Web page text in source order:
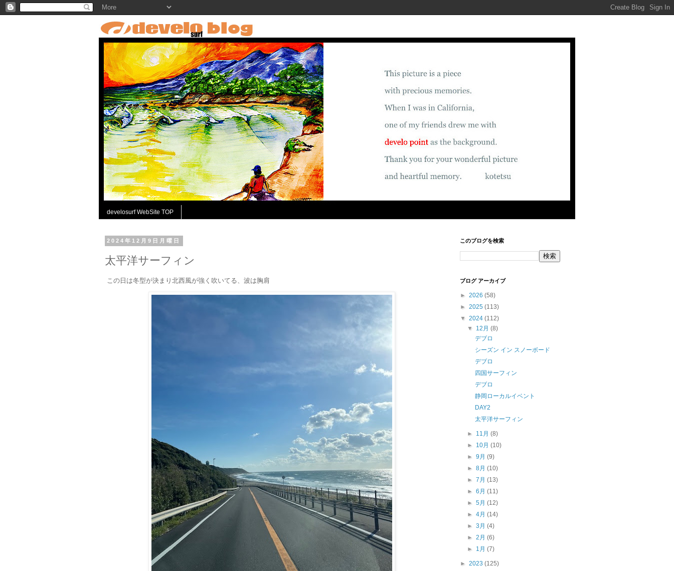
develosurf WebSite TOP
2024年12月9日月曜日
太平洋サーフィン
この日は冬型が決まり北西風が強く吹いてる、波は胸肩
このブログを検索
ブログ アーカイブ
► 2026 (58)
► 2025 (113)
▼ 2024 (112)
▼ 12月(8)
デブロ
シーズン イン スノーボード
デブロ
四国サーフィン
デブロ
静岡ローカルイベント
DAY2
太平洋サーフィン
► 11月(8)
► 10月(10)
►9月(9)
►8月(10)
►7月(13)
►6月(11)
►5月(12)
►4月(14)
►3月(4)
►2月(6)
► 1月(7)
► 2023 (125)